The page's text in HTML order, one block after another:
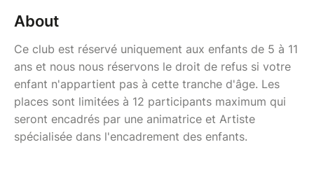
About
Ce club est réservé uniquement aux enfants de 5 à 11
ans et nous nous réservons le droit de refus si votre
enfant n'appartient pas à cette tranche d'âge. Les
places sont limitées à 12 participants maximum qui
seront encadrés par une animatrice et Artiste
spécialisée dans l'encadrement des enfants.